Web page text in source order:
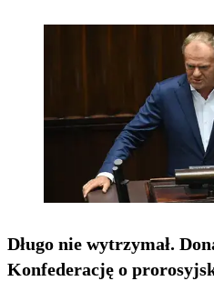
Długo nie wytrzymał.
Konfederację o